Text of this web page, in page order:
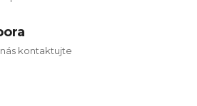
kontaktujte